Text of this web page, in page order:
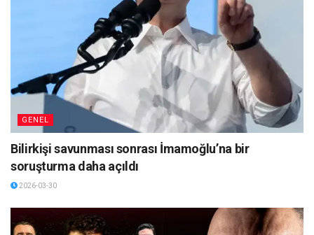
GENEL
Bilirkişi savunması sonrası İmamoğlu’na bir
soruşturma daha açıldı
2026-03-30